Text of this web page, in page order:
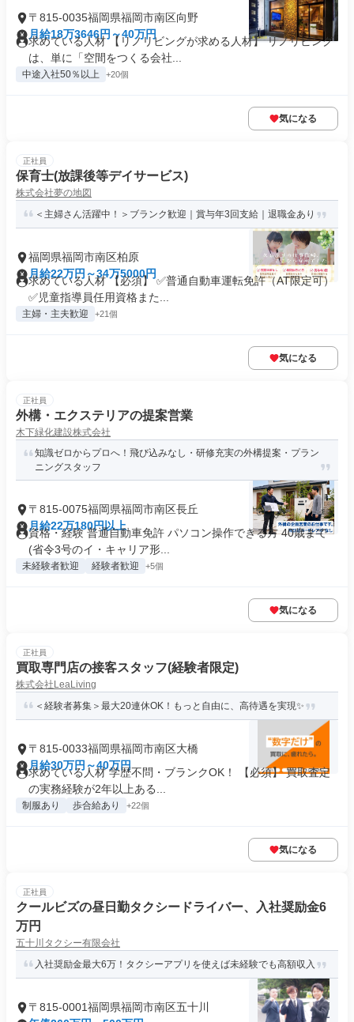
〒815-0035福岡県福岡市南区向野
月給18万3646円～40万円
求めている人材 【リノリビングが求める人材】 リノリビング
は、単に「空間をつくる会社...
中途入社50％以上 +20個
気になる
正社員
保育士(放課後等デイサービス)
株式会社夢の地図
＜主婦さん活躍中！＞ブランク歓迎｜賞与年3回支給｜退職金あり
福岡県福岡市南区柏原
月給22万円～34万5000円
求めている人材 【必須】 ✅普通自動車運転免許（AT限定可）
✅児童指導員任用資格また...
主婦・主夫歓迎 +21個
気になる
正社員
外構・エクステリアの提案営業
木下緑化建設株式会社
知識ゼロからプロへ！飛び込みなし・研修充実の外構提案・プラン
ニングスタッフ
〒815-0075福岡県福岡市南区長丘
月給22万180円以上
資格・経験 普通自動車免許 パソコン操作できる方 40歳まで
(省令3号のイ・キャリア形...
未経験者歓迎 経験者歓迎 +5個
気になる
正社員
買取専門店の接客スタッフ(経験者限定)
株式会社LeaLiving
＜経験者募集＞最大20連休OK！もっと自由に、高待遇を実現✨
〒815-0033福岡県福岡市南区大橋
月給30万円～40万円
求めている人材 学歴不問・ブランクOK！ 【必須】 買取査定
の実務経験が2年以上ある...
制服あり 歩合給あり +22個
気になる
正社員
クールビズの昼日勤タクシードライバー、入社奨励金6
万円
五十川タクシー有限会社
入社奨励金最大6万！タクシーアプリを使えば未経験でも高額収入
〒815-0001福岡県福岡市南区五十川